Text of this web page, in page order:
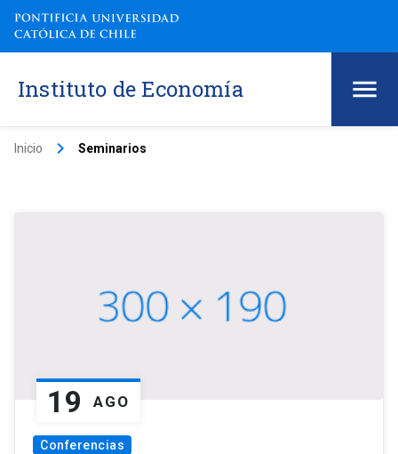
Instituto de Economía
Inicio keyboard_arrow_right Seminarios
19 AGO
Conferencias